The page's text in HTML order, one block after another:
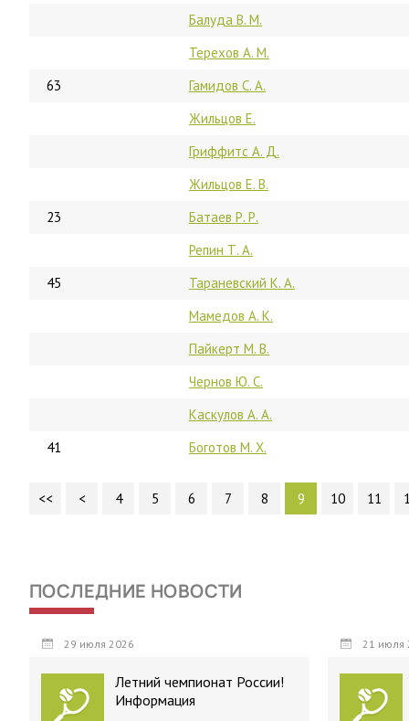
Балуда В. М.
Терехов А. М.
63
Гамидов С. А.
Жильцов Е.
Гриффитс А. Д.
Жильцов Е. В.
23
Батаев Р. Р.
Репин Т. А.
45
Тараневский К. А.
Мамедов А. К.
Пайкерт М. В.
Чернов Ю. С.
Каскулов А. А.
41
Боготов М. Х.
<< < 4 5 6 7 8 9 10 11
ПОСЛЕДНИЕ НОВОСТИ
29 июля 2026
Летний чемпионат России!
Информация
21 июля